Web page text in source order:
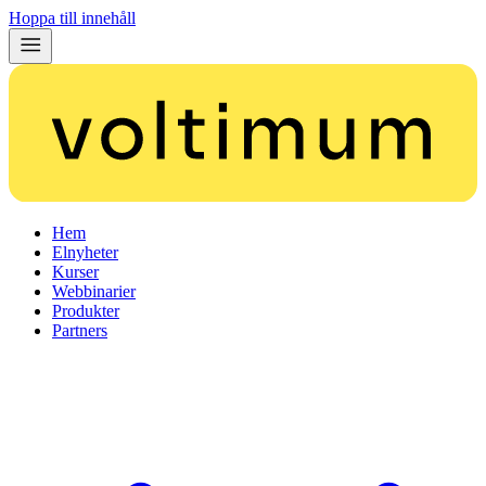
Hoppa till innehåll
Hem
Elnyheter
Kurser
Webbinarier
Produkter
Partners